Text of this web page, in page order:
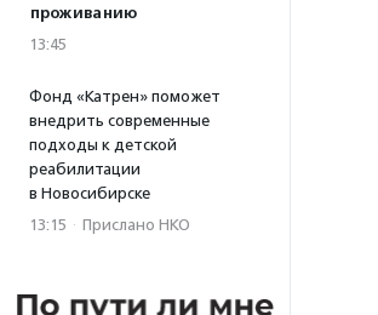
проживанию
13:45
Фонд «Катрен» поможет
внедрить современные
подходы к детской
реабилитации
в Новосибирске
13:15 · Прислано НКО